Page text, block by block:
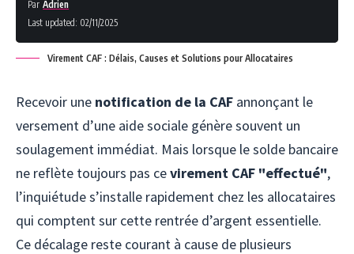
Last updated: 02/11/2025
Par Adrien
Virement CAF : Délais, Causes et Solutions pour Allocataires
Recevoir une notification de la CAF annonçant le
versement d’une aide sociale génère souvent un
soulagement immédiat. Mais lorsque le solde bancaire
ne reflète toujours pas cevirement CAF "effectué",
l’inquiétude s’installe rapidement chez les allocataires
qui comptent sur cette rentrée d’argent essentielle.
Ce décalage reste courant à cause de plusieurs